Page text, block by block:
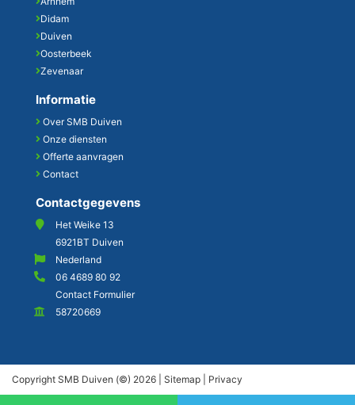
Didam
Duiven
Oosterbeek
Zevenaar
Informatie
Over SMB Duiven
Onze diensten
Offerte aanvragen
Contact
Contactgegevens
Het Weike 13
6921BT Duiven
Nederland
06 4689 80 92
Contact Formulier
58720669
Copyright SMB Duiven (©) 2026 | Sitemap Privacy